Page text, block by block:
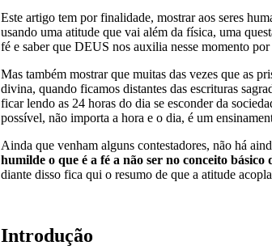
Este artigo tem por finalidade, mostrar aos seres
usando uma atitude que vai além da física, uma
fé e saber que DEUS nos auxilia nesse momento
Mas também mostrar que muitas das vezes que as
divina, quando ficamos distantes das escrituras
ficar lendo as 24 horas do dia se esconder da
possível, não importa a hora e o dia, é um
Ainda que venham alguns contestadores, não há
humilde o que é a fé a não ser no conceito básico
diante disso fica qui o resumo de que a atitude
Introdução